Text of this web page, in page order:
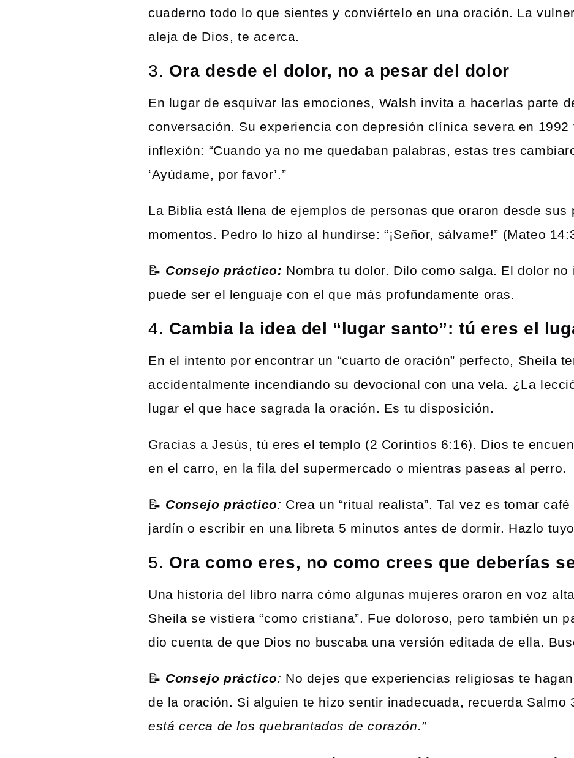
cuaderno todo lo que sientes y conviértelo en una oración. La
aleja de Dios, te acerca.
3. Ora desde el dolor, no a pesar del dolor
En lugar de esquivar las emociones, Walsh invita a hacerlas parte
conversación. Su experiencia con depresión clínica severa en 1992
inflexión: “Cuando ya no me quedaban palabras, estas tres
‘Ayúdame, por favor’.”
La Biblia está llena de ejemplos de personas que oraron desde sus
momentos. Pedro lo hizo al hundirse: “¡Señor, sálvame!” (Mateo
📝 Consejo práctico: Nombra tu dolor. Dilo como salga. El dolor no
puede ser el lenguaje con el que más profundamente oras.
4. Cambia la idea del “lugar santo”: tú eres el
En el intento por encontrar un “cuarto de oración” perfecto, Sheila
accidentalmente incendiando su devocional con una vela. ¿La
lugar el que hace sagrada la oración. Es tu disposición.
Gracias a Jesús, tú eres el templo (2 Corintios 6:16). Dios te
en el carro, en la fila del supermercado o mientras paseas al perro.
📝 Consejo práctico: Crea un “ritual realista”. Tal vez es tomar
jardín o escribir en una libreta 5 minutos antes de dormir. Hazlo
5. Ora como eres, no como crees que deberías
Una historia del libro narra cómo algunas mujeres oraron en voz
Sheila se vistiera “como cristiana”. Fue doloroso, pero también un
dio cuenta de que Dios no buscaba una versión editada de ella.
📝 Consejo práctico: No dejes que experiencias religiosas te
de la oración. Si alguien te hizo sentir inadecuada, recuerda Salmo
está cerca de los quebrantados de corazón.”